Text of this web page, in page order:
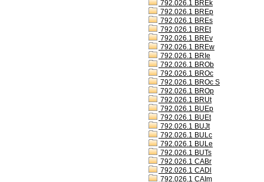
792.026.1 BREk
792.026.1 BREp
792.026.1 BREs
792.026.1 BREt
792.026.1 BREv
792.026.1 BREw
792.026.1 BRIe
792.026.1 BROb
792.026.1 BROc
792.026.1 BROc S
792.026.1 BROp
792.026.1 BRUt
792.026.1 BUEp
792.026.1 BUEt
792.026.1 BUJt
792.026.1 BULc
792.026.1 BULe
792.026.1 BUTs
792.026.1 CABr
792.026.1 CADl
792.026.1 CAIm